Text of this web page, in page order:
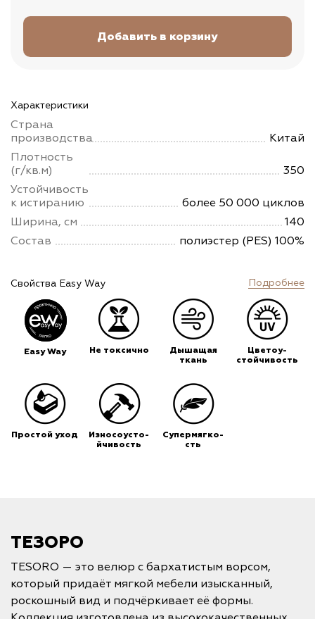
Характеристики
Страна
производства
Китай
Плотность
(г/кв.м)
350
Устойчивость
к истиранию
более 50 000 циклов
Ширина, см
140
Состав
полиэстер (PES) 100%
Свойства Easy Way Подробнее
Easy Way Не токсично
Дышащая
ткань
Цветоу-
стойчивость
Простой уход
Износоусто-
йчивость
Супермягко-
сть
ТЕЗОРО
TESORO — это велюр с бархатистым ворсом,
который придаёт мягкой мебели изысканный,
роскошный вид и подчёркивает её формы.